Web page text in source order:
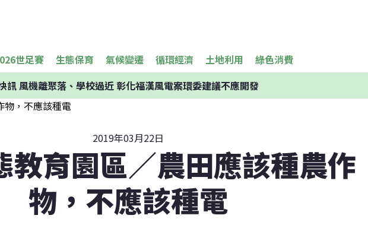
世足賽 生態保育 氣候變遷 循環經濟 土地利用 綠色消費
訊風機離聚落、學校過近 彰化福漢風電案環委建議不應開發
2019年03月22日
教育園區／農田應該種農作
物，不應該種電